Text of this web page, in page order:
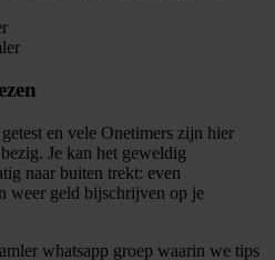
en vele Onetimers zijn hier
Je kan het geweldig
naar buiten trekt: even
weer geld bijschrijven op je
whatsapp groep waarin we tips